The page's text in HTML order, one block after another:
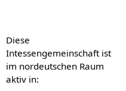
Diese
Intessengemeinschaft ist
im nordeutschen Raum
aktiv in: